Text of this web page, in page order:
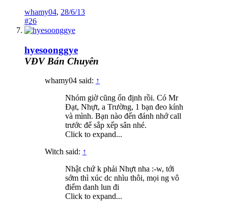
whamy04, 28/6/13
#26
hyesoonggye
VĐV Bán Chuyên
whamy04 said: ↑
Nhóm giờ cũng ổn định rồi. Có Mr
Đạt, Nhựt, a Trường, 1 bạn đeo kính
và mình. Bạn nào đến đánh nhớ call
trước để sắp xếp sân nhé.
Click to expand...
Witch said: ↑
Nhật chứ k phải Nhựt nha :-w, tới
sớm thì xúc dc nhìu thôi, mọi ng vô
điểm danh lun đi
Click to expand...